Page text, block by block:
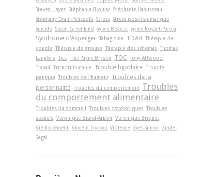
Steven Hayes Stéphanie Bioulac Stéphanie Hahusseau
Stéphany Orain-Pelissolo Stress Stress post-traumatique
Suicide Susan Greenland Sylvie Beacco Sylvie Royant-Parola
Syndrome d'Asperger Tabagisme TDAH Thérapie de
couple Thérapie de groupe Thérapie des schémas Thomas
Langlois Tics Tina Payne Bryson TOC Tony Attwood
Travail
Trichotillomanie Trouble bipolaire Trouble
panique Troubles de l'humeur Troubles de la
personnalité Troubles du comportement Troubles
du comportement alimentaire
Troubles du sommeil Troubles psychotiques Troubles
sexuels Véronique Brand-Arpon Véronique Briquet
Vieillissement Vincent Trybou Violence Yves Simon
Zindel
Segal